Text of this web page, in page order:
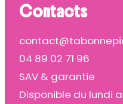
Contacts
04 89 02 71 96
SAV & garantie
Disponible du lundi